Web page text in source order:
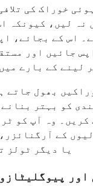
خوراک کی
نہ لیں، کیونکہ
اس کے بجائے،
جائیں اور
لینے کے بارے
بھول جاتے
کو بہتر
کریں۔ وہ آپ کو
کے
یا دیگر ٹولز
اور